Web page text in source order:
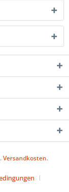
Versandkosten.